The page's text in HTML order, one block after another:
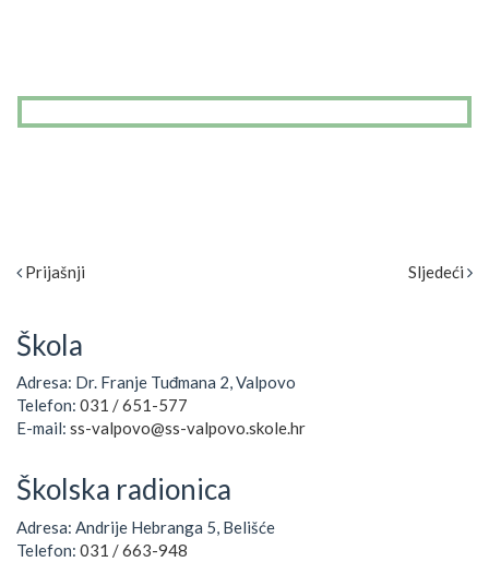
Prijašnji Sljedeći
Škola
Adresa: Dr. Franje Tuđmana 2, Valpovo
Telefon: 031 / 651-577
E-mail: ss-valpovo@ss-valpovo.skole.hr
Školska radionica
Adresa: Andrije Hebranga 5, Belišće
Telefon: 031 / 663-948